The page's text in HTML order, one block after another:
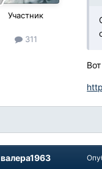
Участник
311
валера1963